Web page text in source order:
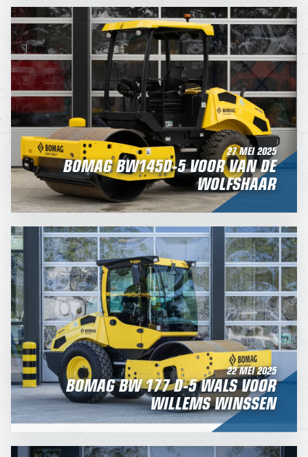
27 MEI 2025
BOMAG BW145D-5 VOOR VAN DE
WOLFSHAAR
22 MEI 2025
BOMAG BW 177 D-5 WALS VOOR
WILLEMS WINSSEN